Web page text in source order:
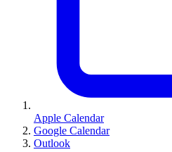
Apple Calendar
Google Calendar
Outlook